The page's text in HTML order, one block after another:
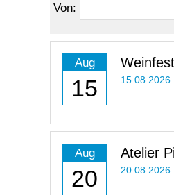
Von:
Aug
15 15.08.2026
Aug
20
Atelier
20.08.2026